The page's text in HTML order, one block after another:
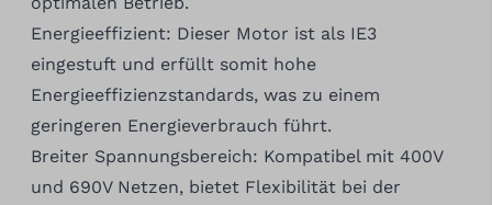
Energieeffizient: Dieser Motor ist als IE3
eingestuft und erfüllt somit hohe
Energieeffizienzstandards, was zu einem
geringeren Energieverbrauch führt.
Breiter Spannungsbereich: Kompatibel mit 400V
und 690V Netzen, bietet Flexibilität bei der